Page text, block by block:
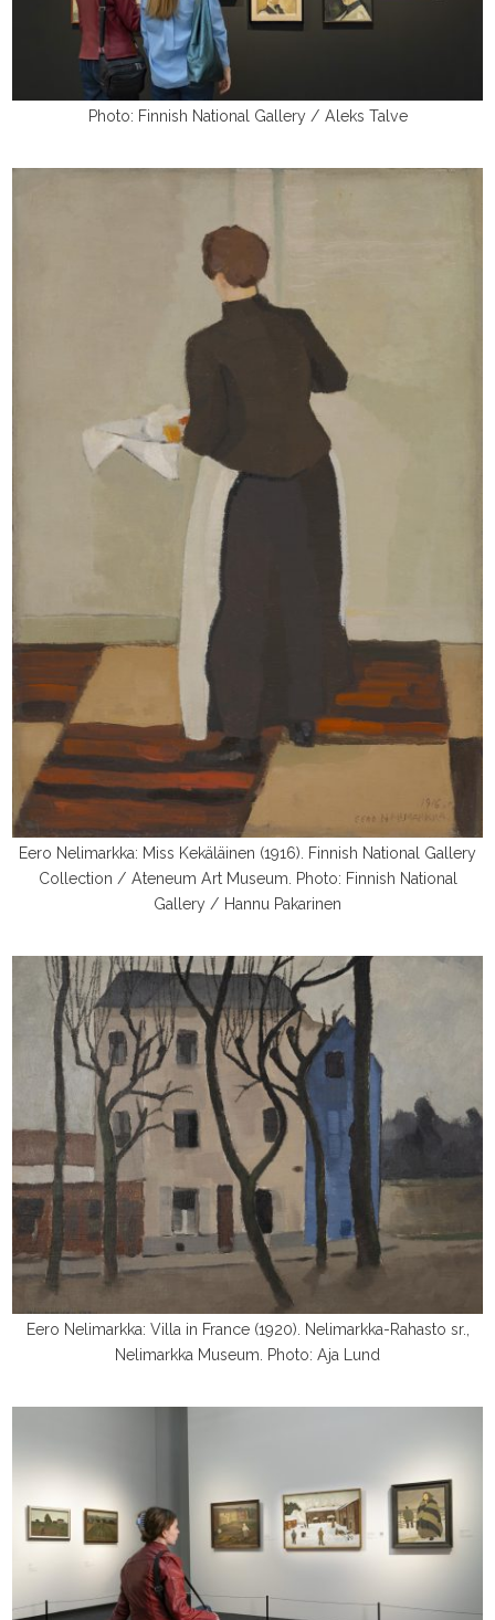
Photo: Finnish National Gallery / Aleks Talve
Eero Nelimarkka: Miss Kekäläinen (1916). Finnish National Gallery
Collection / Ateneum Art Museum. Photo: Finnish National
Gallery / Hannu Pakarinen
Eero Nelimarkka: Villa in France (1920). Nelimarkka-Rahasto sr.,
Nelimarkka Museum. Photo: Aja Lund